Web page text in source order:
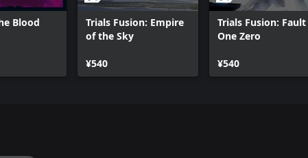
Blood
Trials Fusion: Empire
of the Sky
¥540
Trials Fusion: Fault
One Zero
¥540